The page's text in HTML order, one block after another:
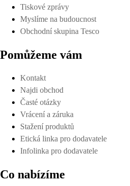
Tiskové zprávy
Myslíme na budoucnost
Obchodní skupina Tesco
Pomůžeme vám
Kontakt
Najdi obchod
Časté otázky
Vrácení a záruka
Stažení produktů
Etická linka pro dodavatele
Infolinka pro dodavatele
Co nabízíme